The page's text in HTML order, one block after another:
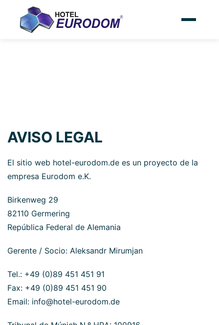
AVISO LEGAL
El sitio web hotel-eurodom.de es un proyecto de la
empresa Eurodom e.K.
Birkenweg 29
82110 Germering
República Federal de Alemania
Gerente / Socio: Aleksandr Mirumjan
Tel.: +49 (0)89 451 451 91
Fax: +49 (0)89 451 451 90
Email: info@hotel-eurodom.de